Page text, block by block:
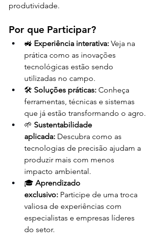
produtividade.
Por que Participar?
🚜 Experiência interativa: Veja na
prática como as inovações
tecnológicas estão sendo
utilizadas no campo.
🛠️ Soluções práticas: Conheça
ferramentas, técnicas e sistemas
que já estão transformando o agro.
🌱 Sustentabilidade
aplicada: Descubra como as
tecnologias de precisão ajudam a
produzir mais com menos
impacto ambiental.
🎓 Aprendizado
exclusivo: Participe de uma troca
valiosa de experiências com
especialistas e empresas líderes
do setor.